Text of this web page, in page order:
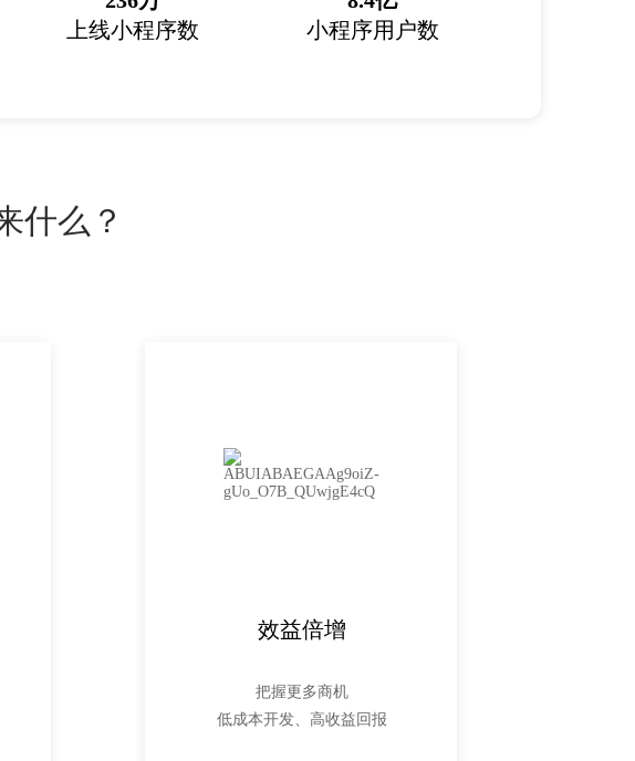
上线小程序数
小程序用户数
什么？
效益倍增
把握更多商机
低成本开发、高收益回报